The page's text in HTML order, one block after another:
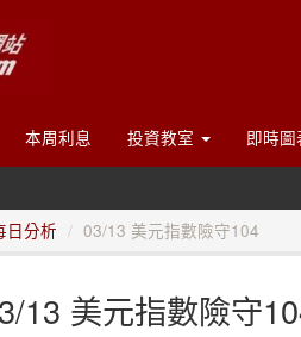
本周利息 投資教室 即時圖
日分析 03/13 美元指數險守104
13 美元指數險守